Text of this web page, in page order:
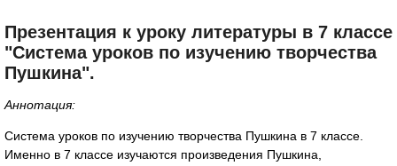
Презентация к уроку литературы в 7 классе
"Система уроков по изучению творчества
Пушкина".
Аннотация:
Система уроков по изучению творчества Пушкина в 7 классе.
Именно в 7 классе изучаются произведения Пушкина,